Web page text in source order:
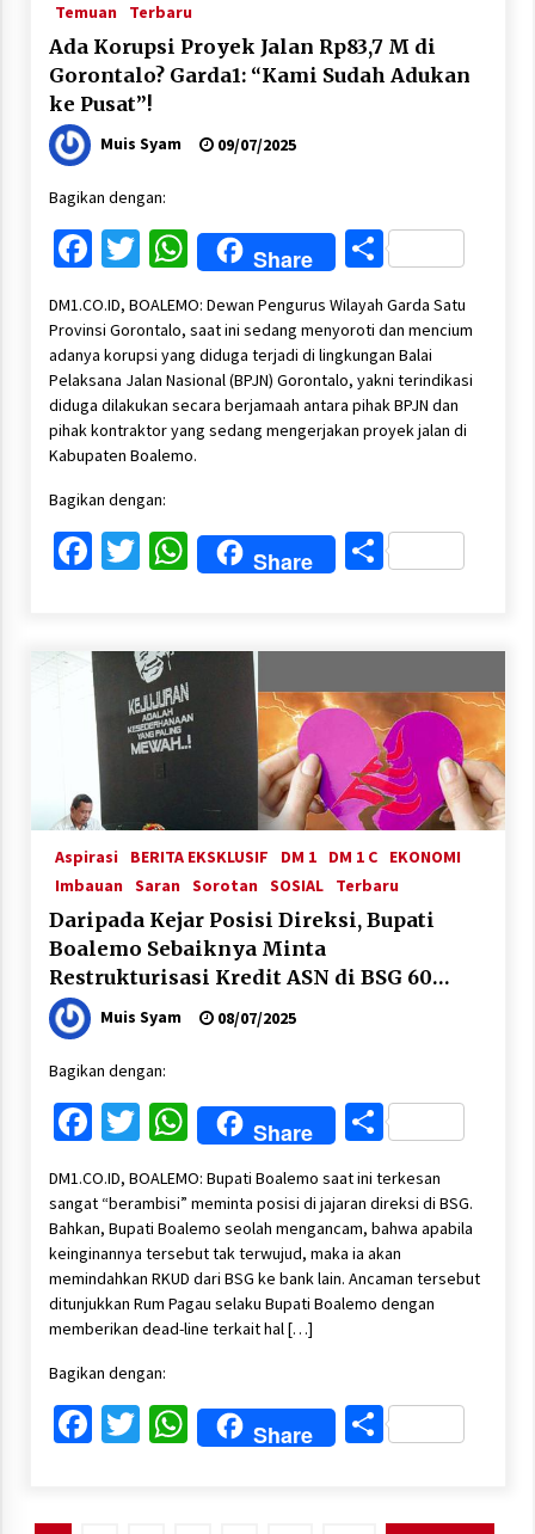
Temuan
Terbaru
Ada Korupsi Proyek Jalan Rp83,7 M di
Gorontalo? Garda1: “Kami Sudah Adukan
ke Pusat”!
Muis Syam 09/07/2025
Bagikan dengan:
Facebook
Twitter
WhatsApp
Share Share
DM1.CO.ID, BOALEMO: Dewan Pengurus Wilayah Garda Satu
Provinsi Gorontalo, saat ini sedang menyoroti dan mencium
adanya korupsi yang diduga terjadi di lingkungan Balai
Pelaksana Jalan Nasional (BPJN) Gorontalo, yakni terindikasi
diduga dilakukan secara berjamaah antara pihak BPJN dan
pihak kontraktor yang sedang mengerjakan proyek jalan di
Kabupaten Boalemo.
Bagikan dengan:
Facebook
Twitter
WhatsApp
Share Share
Aspirasi BERITA EKSKLUSIF DM 1 DM 1 C
EKONOMI
Imbauan Saran Sorotan SOSIAL Terbaru
Daripada Kejar Posisi Direksi, Bupati
Boalemo Sebaiknya Minta
Restrukturisasi Kredit ASN di BSG 60
PersenMuis Syam 08/07/2025
Bagikan dengan:
Facebook
Twitter
WhatsApp
Share Share
DM1.CO.ID, BOALEMO: Bupati Boalemo saat ini terkesan
sangat “berambisi” meminta posisi di jajaran direksi di BSG.
Bahkan, Bupati Boalemo seolah mengancam, bahwa apabila
keinginannya tersebut tak terwujud, maka ia akan
memindahkan RKUD dari BSG ke bank lain. Ancaman tersebut
ditunjukkan Rum Pagau selaku Bupati Boalemo dengan
memberikan dead-line terkait hal […]
Bagikan dengan:
Facebook
Twitter
WhatsApp
Share Share